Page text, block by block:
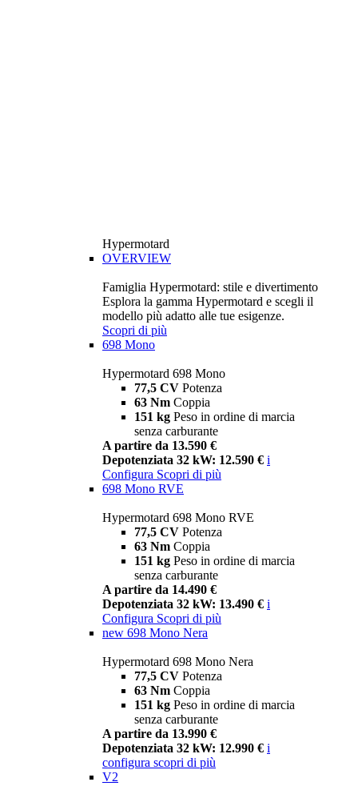
Hypermotard
OVERVIEW
Famiglia Hypermotard: stile e divertimento
Esplora la gamma Hypermotard e scegli il
modello più adatto alle tue esigenze.
Scopri di più
698 Mono
Hypermotard 698 Mono
77,5 CV Potenza
63 Nm Coppia
151 kg Peso in ordine di marcia
senza carburante
A partire da 13.590 €
Depotenziata 32 kW: 12.590 € i
Configura Scopri di più
698 Mono RVE
Hypermotard 698 Mono RVE
77,5 CV Potenza
63 Nm Coppia
151 kg Peso in ordine di marcia
senza carburante
A partire da 14.490 €
Depotenziata 32 kW: 13.490 € i
Configura Scopri di più
new 698 Mono Nera
Hypermotard 698 Mono Nera
77,5 CV Potenza
63 Nm Coppia
151 kg Peso in ordine di marcia
senza carburante
A partire da 13.990 €
Depotenziata 32 kW: 12.990 € i
configura scopri di più
V2